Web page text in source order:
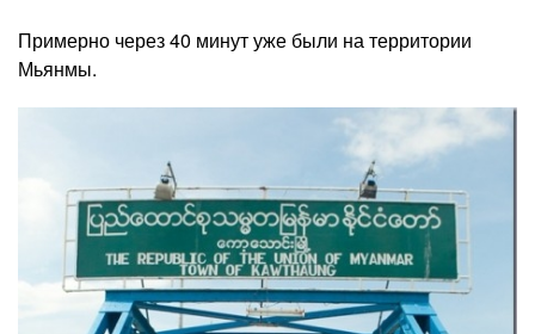
Примерно через 40 минут уже были на территории
Мьянмы.